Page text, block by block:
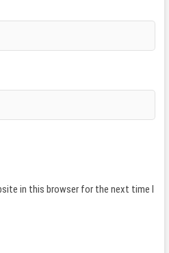
in this browser for the next time I